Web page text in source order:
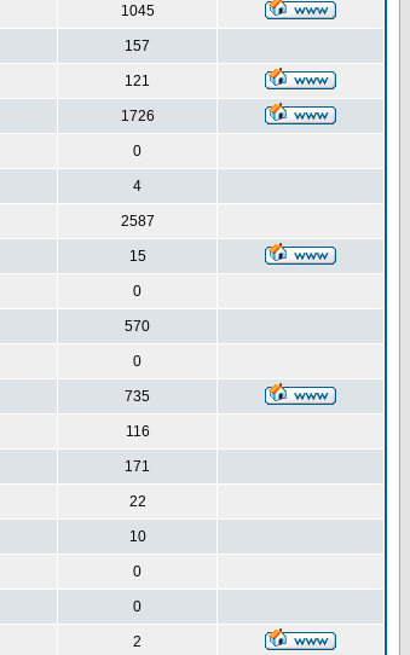
1045
157
121
1726
0
4
2587
15
0
570
0
735
116
171
22
10
0
0
2